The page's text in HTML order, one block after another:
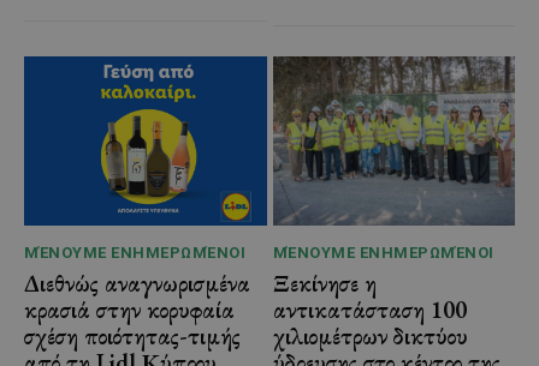
ΜΈΝΟΥΜΕ ΕΝΗΜΕΡΩΜΈΝΟΙ
Διεθνώς αναγνωρισμένα
κρασιά στην κορυφαία
σχέση ποιότητας-τιμής
ΜΈΝΟΥΜΕ ΕΝΗΜΕΡΩΜΈΝΟΙ
Ξεκίνησε η
αντικατάσταση 100
χιλιομέτρων δικτύου